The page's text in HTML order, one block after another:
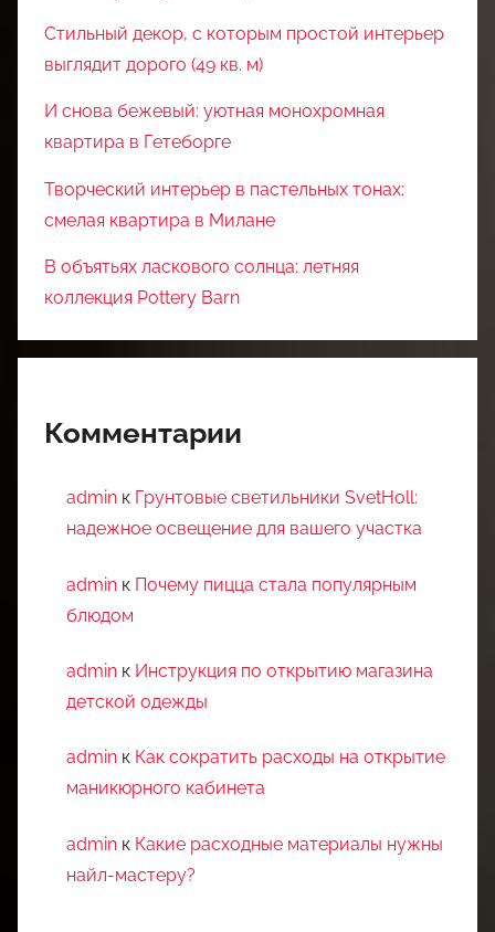
Стильный декор, с которым простой интерьер
выглядит дорого (49 кв. м)
И снова бежевый: уютная монохромная
квартира в Гетеборге
Творческий интерьер в пастельных тонах:
смелая квартира в Милане
В объятьях ласкового солнца: летняя
коллекция Pottery Barn
Комментарии
admin к Грунтовые светильники SvetHoll:
надежное освещение для вашего участка
admin к Почему пицца стала популярным
блюдом
admin к Инструкция по открытию магазина
детской одежды
admin к Как сократить расходы на открытие
маникюрного кабинета
admin к Какие расходные материалы нужны
найл-мастеру?